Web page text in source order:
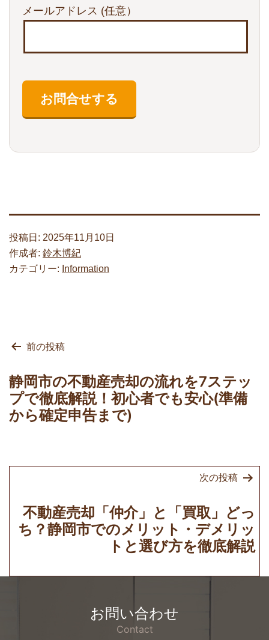
メールアドレス (任意）
投稿日: 2025年11月10日
作成者: 鈴木博紀
カテゴリー: Information
投
ナ
ビ
ゲ
ョ
前の投稿
静岡市の不動産売却の流れを7ステッ
プで徹底解説！初心者でも安心(準備
から確定申告まで)
次の投稿
不動産売却「仲介」と「買取」どっ
ち？静岡市でのメリット・デメリッ
トと選び方を徹底解説
お問い合わせ
Contact